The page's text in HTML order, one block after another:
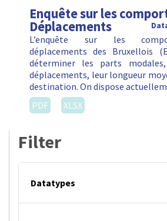
Enquête sur les
Déplacements
L’enquête sur les
déplacements des Bruxellois
déterminer les parts
déplacements, leur longueur
destination. On dispose
PDF
XLSX
Filter
Datatypes